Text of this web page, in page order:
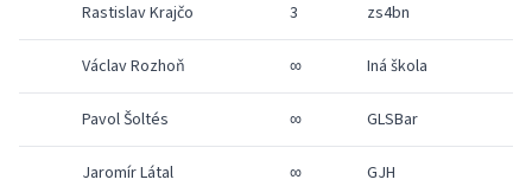
Rastislav Krajčo 3 zs4bn
Václav Rozhoň ∞ Iná škola
Pavol Šoltés ∞ GLSBar
Jaromír Látal ∞ GJH